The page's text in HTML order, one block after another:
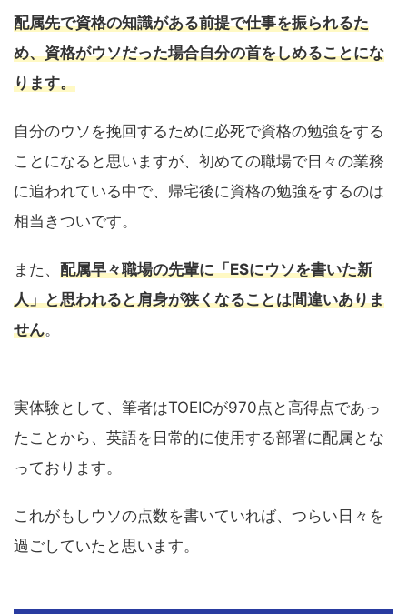
配属先で資格の知識がある前提で仕事を振られるた
め、資格がウソだった場合自分の首をしめることにな
ります。
自分のウソを挽回するために必死で資格の勉強をする
ことになると思いますが、初めての職場で日々の業務
に追われている中で、帰宅後に資格の勉強をするのは
相当きついです。
また、 配属早々職場の先輩に「ESにウソを書いた新
人」と思われると肩身が狭くなることは間違いありま
せん。
実体験として、筆者はTOEICが970点と高得点であっ
たことから、英語を日常的に使用する部署に配属とな
っております。
これがもしウソの点数を書いていれば、つらい日々を
過ごしていたと思います。